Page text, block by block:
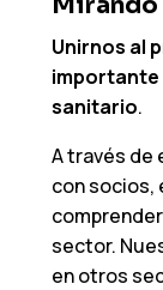
Unirnos al
importante
sanitario.
A través de
con socios,
sector.
en otros